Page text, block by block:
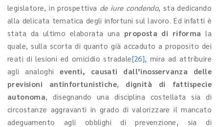
legislatore, in prospettiva de iure condendo, sta dedicando
alla delicata tematica degli infortuni sul lavoro. Ed infatti è
stata da ultimo elaborata una proposta di riforma la
quale, sulla scorta di quanto già accaduto a proposito dei
reati di lesioni ed omicidio stradale[26], mira ad attribuire
agli analoghieventi, causati dall’inosservanza delle
previsioni antinfortunistiche, dignità di fattispecie
autonoma, disegnando una disciplina costellata sia di
circostanze aggravanti in grado di valorizzare il mancato
adeguamento agli obblighi di prevenzione, sia di